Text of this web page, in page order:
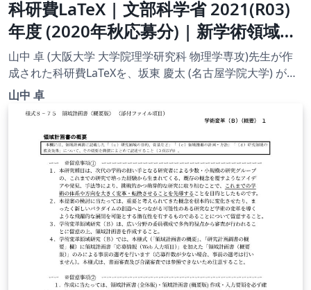
科研費LaTeX | 文部科学省 2021(R03)
年度 (2020年秋応募分) | 新学術領域研
究 | 学術変革領域研究(B) (計画研究) |
2020.12.03
山中 卓 (大阪大学 大学院理学研究科 物理学専攻)先生が作
成された科研費LaTeXを、坂東 慶太 (名古屋学院大学) が了
承を得てテンプレート登録しています。 詳細はこちら↓を
山中 卓